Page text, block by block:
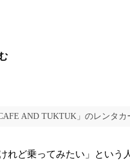
AND TUKTUK」のレンタカ
ど乗ってみたい」という